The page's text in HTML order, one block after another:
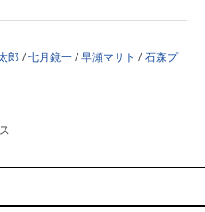
郎/七月鏡一/早瀬マサト /石森プ